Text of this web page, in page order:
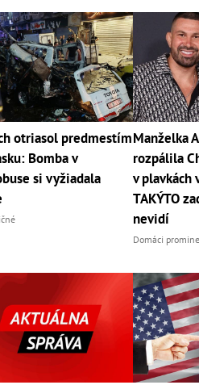
otriasol predmestím
Bomba v
si vyžiadala
Manželka
rozpálila
v plavkách
TAKÝTO
nevidí
Domáci